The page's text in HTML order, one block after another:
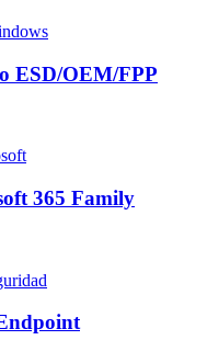
ESD/OEM/FPP
365 Family